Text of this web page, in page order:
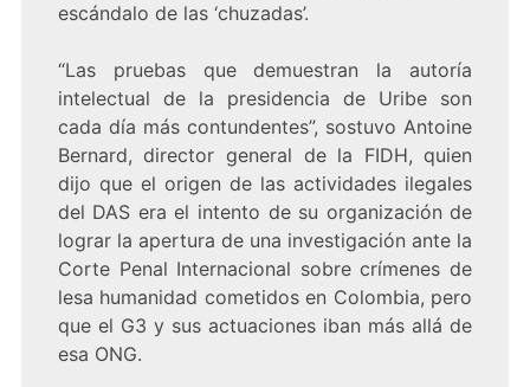
escándalo de las ‘chuzadas’.
“Las pruebas que demuestran la autoría
intelectual de la presidencia de Uribe son
cada día más contundentes”, sostuvo Antoine
Bernard, director general de la FIDH, quien
dijo que el origen de las actividades ilegales
del DAS era el intento de su organización de
lograr la apertura de una investigación ante la
Corte Penal Internacional sobre crímenes de
lesa humanidad cometidos en Colombia, pero
que el G3 y sus actuaciones iban más allá de
esa ONG.